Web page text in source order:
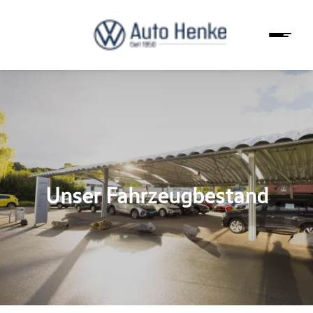
Unser Fahrzeugbestand